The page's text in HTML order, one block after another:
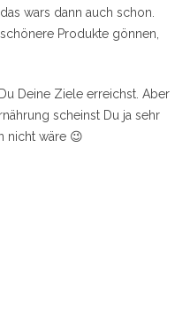
wars dann auch schon.
Produkte gönnen,
Deine Ziele erreichst. Aber
scheinst Du ja sehr
nicht wäre 😉